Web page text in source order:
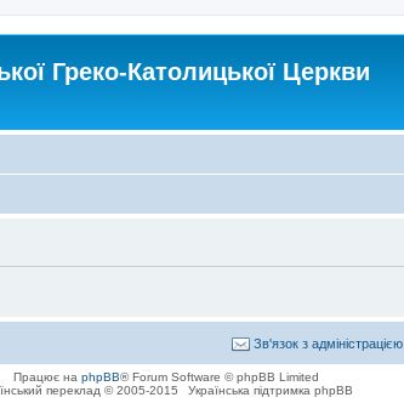
Греко-Католицької Церкви
Зв'язок з адміністрацією
Працює на phpBB® Forum Software © phpBB Limited
переклад © 2005-2015
Українська підтримка phpBB